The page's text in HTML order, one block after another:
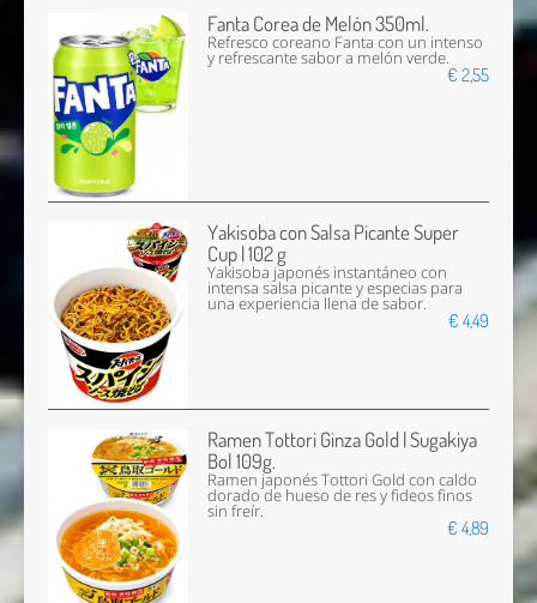
Fanta Corea de Melón 350ml.
Refresco coreano Fanta con un intenso
y refrescante sabor a melón verde.
€ 2,55
Yakisoba con Salsa Picante Super
Cup | 102 g
Yakisoba japonés instantáneo con
intensa salsa picante y especias para
una experiencia llena de sabor.
€ 4,49
Ramen Tottori Ginza Gold | Sugakiya
Bol 109g.
Ramen japonés Tottori Gold con caldo
dorado de hueso de res y fideos finos
sin freír.
€ 4,89